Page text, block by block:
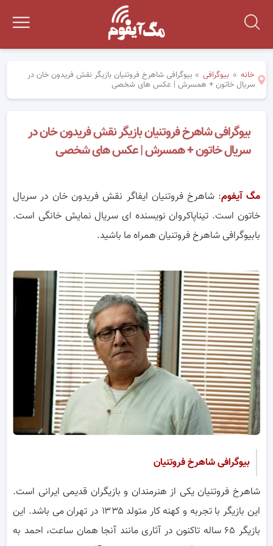
خانه » بیوگرافی » بیوگرافی شاهرخ فروتنیان بازیگر نقش فریدون خان در
سریال خاتون + همسرش | عکس های شخصی
بیوگرافی شاهرخ فروتنیان بازیگر نقش فریدون خان در
سریال خاتون + همسرش | عکس های شخصی
مگ آیفوم: شاهرخ فروتنیان ایفاگر نقش فریدون خان در سریال
خاتون است. تیناپاکروان نویسنده ای سریال نمایش خانگی است.
بابیوگرافی شاهرخ فروتنیان همراه ما باشید.
بیوگرافی شاهرخ فروتنیان
شاهرخ فروتنیان یکی از هنرمندان و بازیگران قدیمی ایرانی است.
این بازیگر با تجربه و کهنه کار متولد ۱۳۳۵ در تهران می باشد. این
بازیگر ۶۵ ساله تاکنون در آثاری مانند آنجا همان ساعت، احمد به